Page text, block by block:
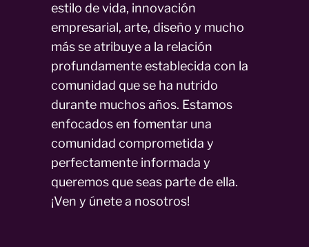
estilo de vida, innovación
empresarial, arte, diseño y mucho
más se atribuye a la relación
profundamente establecida con la
comunidad que se ha nutrido
durante muchos años. Estamos
enfocados en fomentar una
comunidad comprometida y
perfectamente informada y
queremos que seas parte de ella.
¡Ven y únete a nosotros!